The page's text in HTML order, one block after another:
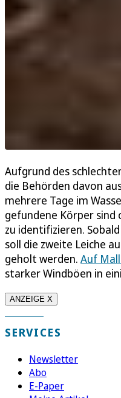
Aufgrund des
die Behörden davon
mehrere Tage im
gefundene Körper
zu identifizieren.
soll die zweite Leiche
geholt werden. Auf
starker Windböen in
ANZEIGE X
SERVICES
Newsletter
Abo
E-Paper